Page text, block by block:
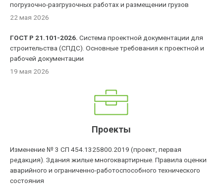
погрузочно-разгрузочных работах и размещении грузов
22 мая 2026
ГОСТ Р 21.101-2026. Система проектной документации для
строительства (СПДС). Основные требования к проектной и
рабочей документации
19 мая 2026
Проекты
Изменение № 3 СП 454.1325800.2019 (проект, первая
редакция). Здания жилые многоквартирные. Правила оценки
аварийного и ограниченно-работоспособного технического
состояния